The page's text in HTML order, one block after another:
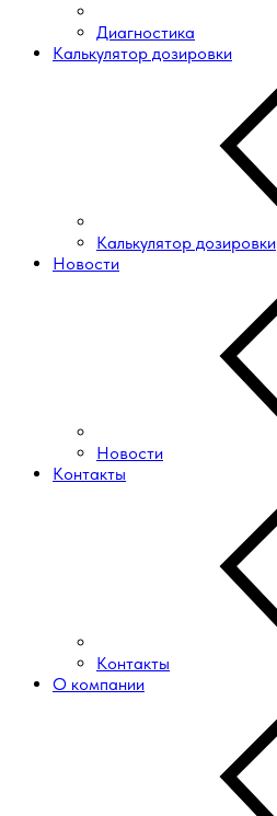
Диагностика
Калькулятор дозировки
Калькулятор дозировки
Новости
Новости
Контакты
Контакты
О компании